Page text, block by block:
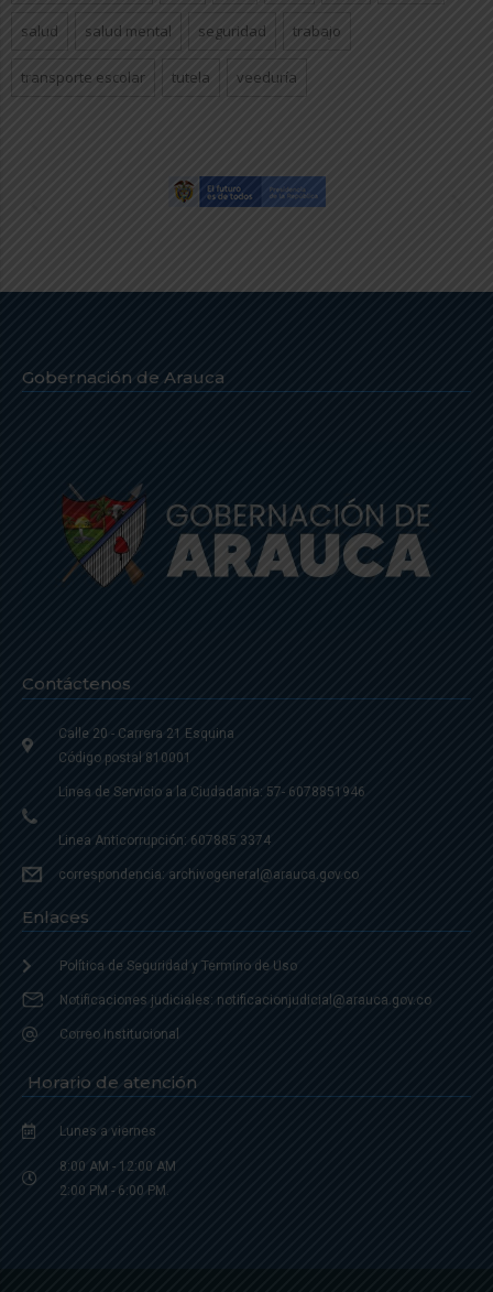
salud salud mental seguridad trabajo
transporte escolar tutela veeduría
Gobernación de Arauca
Contáctenos
Calle 20 - Carrera 21 Esquina
Código postal 810001
Linea de Servicio a la Ciudadania: 57- 6078851946
Linea Anticorrupción: 607885 3374
correspondencia: archivogeneral@arauca.gov.co
Enlaces
Política de Seguridad y Termino de Uso
Notificaciones judiciales: notificacionjudicial@arauca.gov.co
Correo Institucional
Horario de atención
Lunes a viernes
8:00 AM - 12:00 AM
2:00 PM - 6:00 PM.